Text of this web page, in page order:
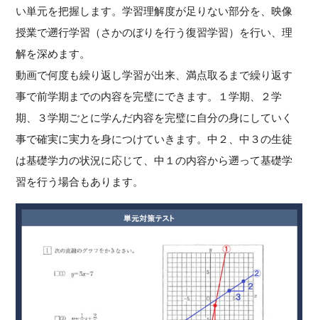
い単元を把握します。学習理解度が足りない部分を、映像
授業で遡行学習（さかのぼりを行う復習学習）を行い、理
解を深めます。
動画で何度も繰り返し学習が出来、満点取るまで繰り返す
事で前学期までの内容を完璧にできます。１学期、２学
期、３学期ごとに学んだ内容を完璧に自分の身にしていく
事で確実に実力を身につけていきます。中２、中３の生徒
は基礎学力の状況に応じて、中１の内容から遡って基礎学
習を行う場合もあります。